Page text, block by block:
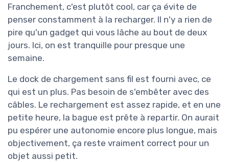
Franchement, c'est plutôt cool, car ça évite de
penser constamment à la recharger. Il n'y a rien de
pire qu'un gadget qui vous lâche au bout de deux
jours. Ici, on est tranquille pour presque une
semaine.
Le dock de chargement sans fil est fourni avec, ce
qui est un plus. Pas besoin de s'embêter avec des
câbles. Le rechargement est assez rapide, et en une
petite heure, la bague est prête à repartir. On aurait
pu espérer une autonomie encore plus longue, mais
objectivement, ça reste vraiment correct pour un
objet aussi petit.